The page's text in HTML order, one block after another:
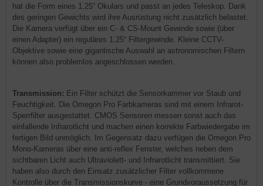
hat die Form eines 1,25“ Okulars und passt an jedes Teleskop. Dank
des geringen Gewichts wird ihre Ausrüstung nicht zusätzlich belastet.
Die Kamera verfügt über ein C- & CS-Mount Gewinde sowie (über
einen Adapter) ein reguläres 1,25“ Filtergewinde. Kleine CCTV-
Objektive sowie eine gigantische Auswahl an astronomischen Filtern
können also problemlos angeschlossen werden.
Transmission: Ein Filter schützt die Sensorkammer vor Staub und
Feuchtigkeit. Die Omegon Pro Farbkameras sind mit einem Infrarot-
Sperrfilter ausgestattet. CMOS Sensoren messen sonst auch das
einfallende Infrarotlicht und machen einen korrekte Farbwiedergabe im
fertigen Bild unmöglich. Im Gegensatz dazu verfügen die Omegon Pro
Mono-Kameras über eine anti-reflex Fenster, welches neben dem
sichtbaren Licht auch Ultraviolett- und Infrarotlicht transmittiert. Sie
haben also durch den Einsatz zusätzlicher Filter vollkommene
Kontrolle über die Transmissionskurve - eine Grundvoraussetzung für